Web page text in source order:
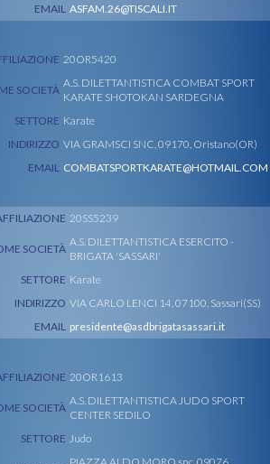
EMAIL ASFAM.26@TISCALI.IT
20OR5420
SOCIETÀ
A.S. DILETTANTISTICA COMBAT SPORT
KARATE SHOTOKAN SARDEGNA
SETTORE Karate
INDIRIZZO VIA GRAMSCI SNC, 09170, Oristano(OR)
EMAIL COMBATSPORTKARATE@HOTMAIL.COM
20SS5239
SOCIETÀ
A.S. DILETTANTISTICA ESERCITO -
BRIGATA 'SASSARI'
SETTORE Karate
INDIRIZZO VIA CARLO LENCI 14, 07100, Sassari(SS)
EMAIL presidente@asdbrigatasassari.it
20OR1613
SOCIETÀ
A.S. DILETTANTISTICA JUDO SPORT
CENTER SEDILO
SETTORE Judo